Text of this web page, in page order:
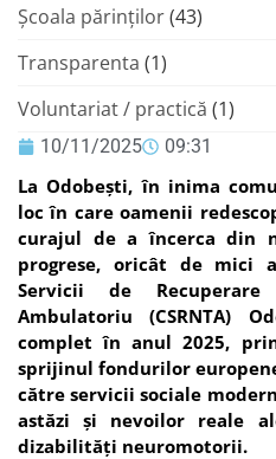
10/11/2025 09:31
La Odobești, în inima
loc în care oamenii
curajul de a încerca din
progrese, oricât de mici
Servicii de
Ambulatoriu (CSRNTA)
complet în anul 2025,
sprijinul fondurilor
către servicii sociale
astăzi și nevoilor reale
dizabilități neuromotorii.
Şcoala părinţilor(43)
Transparenta (1)
Voluntariat / practică (1)